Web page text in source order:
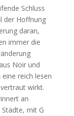
Schluss
der Hoffnung
daran,
immer die
Noir und
reich lesen
wirkt.
an
mit G